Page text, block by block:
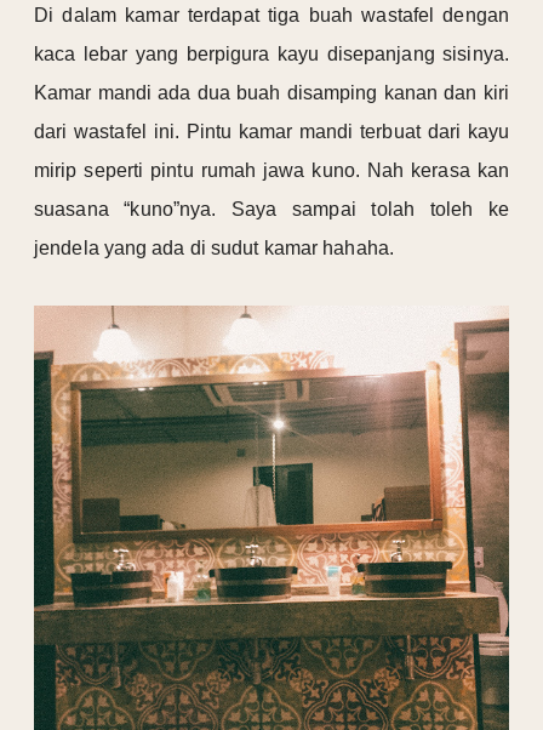
Di dalam kamar terdapat tiga buah wastafel dengan
kaca lebar yang berpigura kayu disepanjang sisinya.
Kamar mandi ada dua buah disamping kanan dan kiri
dari wastafel ini. Pintu kamar mandi terbuat dari kayu
mirip seperti pintu rumah jawa kuno. Nah kerasa kan
suasana “kuno”nya. Saya sampai tolah toleh ke
jendela yang ada di sudut kamar hahaha.